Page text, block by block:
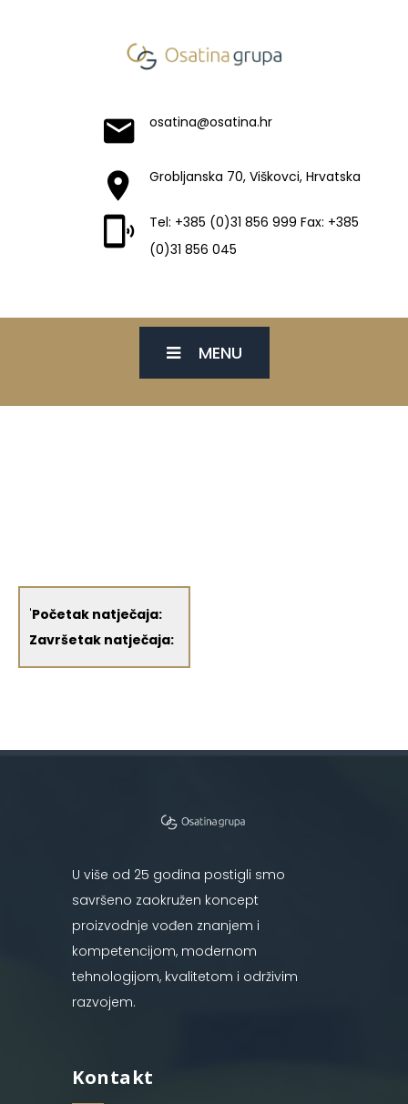
osatina@osatina.hr
Grobljanska 70, Viškovci, Hrvatska
Tel: +385 (0)31 856 999 Fax: +385
(0)31 856 045
MENU
'Početak natječaja:
Završetak natječaja:
U više od 25 godina postigli smo
savršeno zaokružen koncept
proizvodnje vođen znanjem i
kompetencijom, modernom
tehnologijom, kvalitetom i održivim
razvojem.
Kontakt